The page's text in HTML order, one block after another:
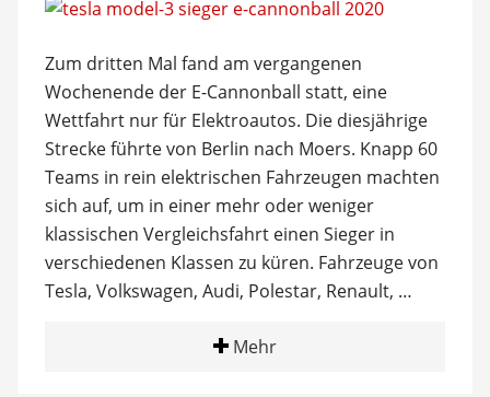
Zum dritten Mal fand am vergangenen
Wochenende der E-Cannonball statt, eine
Wettfahrt nur für Elektroautos. Die diesjährige
Strecke führte von Berlin nach Moers. Knapp 60
Teams in rein elektrischen Fahrzeugen machten
sich auf, um in einer mehr oder weniger
klassischen Vergleichsfahrt einen Sieger in
verschiedenen Klassen zu küren. Fahrzeuge von
Tesla, Volkswagen, Audi, Polestar, Renault, …
Mehr